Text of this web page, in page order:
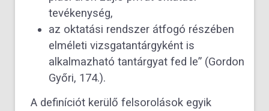
tevékenység,
az oktatási rendszer átfogó részében
elméleti vizsgatantárgyként is
alkalmazható tantárgyat fed le” (Gordon
Győri, 174.).
A definíciót kerülő felsorolások egyik